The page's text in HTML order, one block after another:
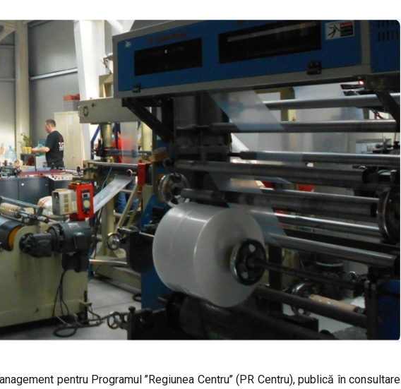
pentru Programul ’’Regiunea Centru’’ (PR Centru), publică în consultare